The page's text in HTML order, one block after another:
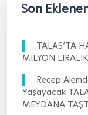
Son
TALAS’TA
MİLYON
Recep
Yaşayacak
MEYDANA